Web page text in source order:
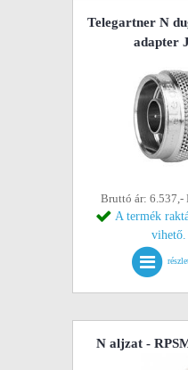
Telegartner N
adapter
Bruttó ár: 6.537,-
A termék
N aljzat -